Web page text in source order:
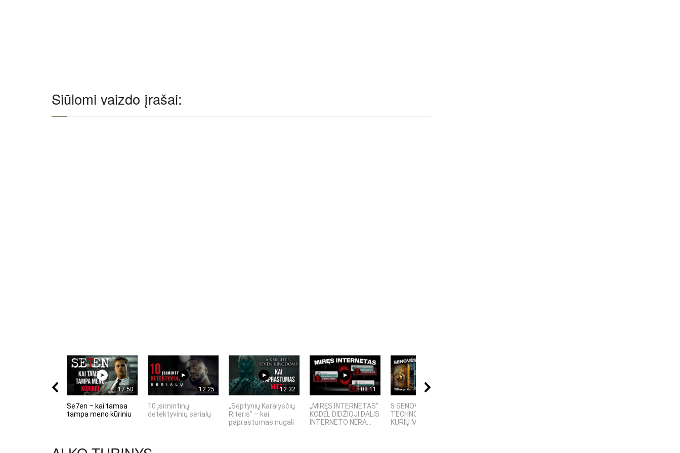
Siūlomi vaizdo įrašai:
17:50
Se7en – kai tamsa
tampa meno kūriniu
12:25
10 įsimintinų
detektyvinių serialų
12:32
„Septynių Karalysčių
Riteris" – kai
paprastumas nugali
08:11
„MIRĘS INTERNETAS“:
KODĖL DIDŽIOJI DALIS
INTERNETO NĖRA...
5 SENOVĖS
TECHNOLOGIJOS,
KURIŲ MOKSLININKAI...